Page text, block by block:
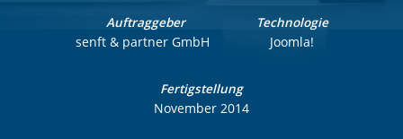
Auftraggeber
senft & partner GmbH
Technologie
Joomla!
Fertigstellung
November 2014